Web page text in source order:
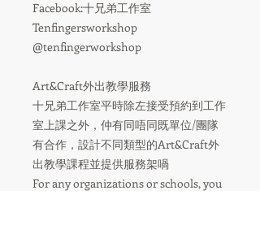
Facebook:十兄弟工作室
Tenfingersworkshop
@tenfingerworkshop
Art&Craft外出教學服務
十兄弟工作室平時除左接受預約到工作
室上課之外，仲有同唔同既單位/團隊
有合作，設計不同類型的Art&Craft外
出教學課程並提供服務架喎
For any organizations or schools, you